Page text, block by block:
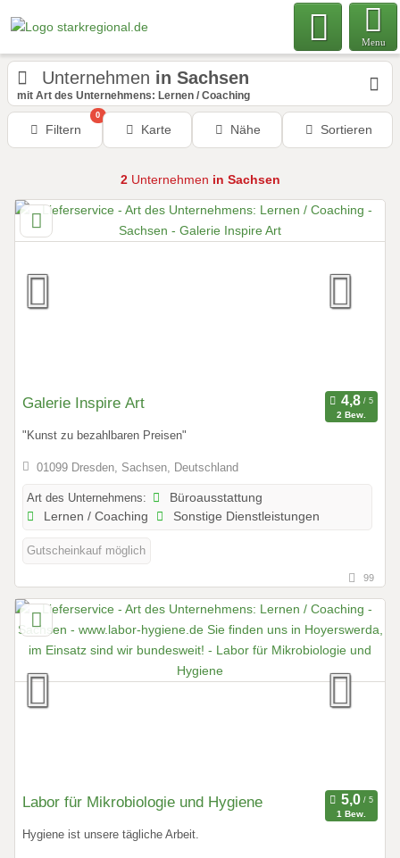
Menu
Unternehmen in Sachsen
mit Art des Unternehmens: Lernen / Coaching
Filtern
0
Karte Nähe Sortieren
2Unternehmen in Sachsen
Galerie Inspire Art
2 Bew.
"Kunst zu bezahlbaren Preisen"
01099 Dresden, Sachsen, Deutschland
Art des Unternehmens:
Büroausstattung
Lernen / Coaching
Sonstige Dienstleistungen
Gutscheinkauf möglich
99
Labor für Mikrobiologie und Hygiene
1 Bew.
Hygiene ist unsere tägliche Arbeit.